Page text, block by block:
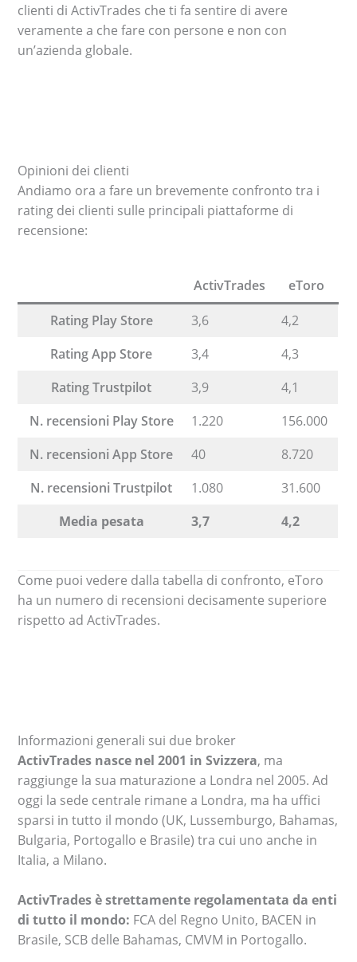
clienti di ActivTrades che ti fa sentire di avere
veramente a che fare con persone e non con
un’azienda globale.
Opinioni dei clienti
Andiamo ora a fare un brevemente confronto tra i
rating dei clienti sulle principali piattaforme di
recensione:
ActivTrades
eToro
Rating Play Store
3,6
4,2
Rating App Store
3,4
4,3
Rating Trustpilot
3,9
4,1
N. recensioni Play Store
1.220
156.000
N. recensioni App Store
40
8.720
N. recensioni Trustpilot
1.080
31.600
Media pesata
3,7 4,2
Come puoi vedere dalla tabella di confronto, eToro
ha un numero di recensioni decisamente superiore
rispetto ad ActivTrades.
Informazioni generali sui due broker
ActivTrades nasce nel 2001 in Svizzera, ma
raggiunge la sua maturazione a Londra nel 2005. Ad
oggi la sede centrale rimane a Londra, ma ha uffici
sparsi in tutto il mondo (UK, Lussemburgo, Bahamas,
Bulgaria, Portogallo e Brasile) tra cui uno anche in
Italia, a Milano.
ActivTrades è strettamente regolamentata da enti
di tutto il mondo: FCA del Regno Unito, BACEN in
Brasile, SCB delle Bahamas, CMVM in Portogallo.